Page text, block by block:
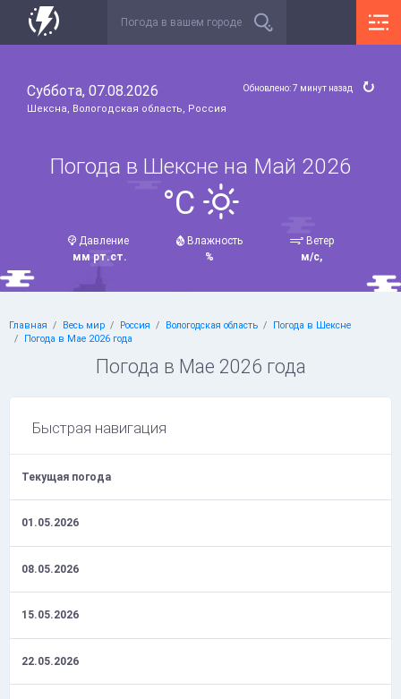
Суббота, 07.08.2026
Шексна, Вологодская область, Россия
Обновлено: 7 минут назад
Погода в Шексне на Май 2026
°C
Давление
мм рт.ст.
Влажность
%
Ветер
м/с,
Главная Весь мир Россия Вологодская область
Погода в Шексне
Погода в Мае 2026 года
Погода в Мае 2026 года
Быстрая навигация
Текущая погода
01.05.2026
08.05.2026
15.05.2026
22.05.2026